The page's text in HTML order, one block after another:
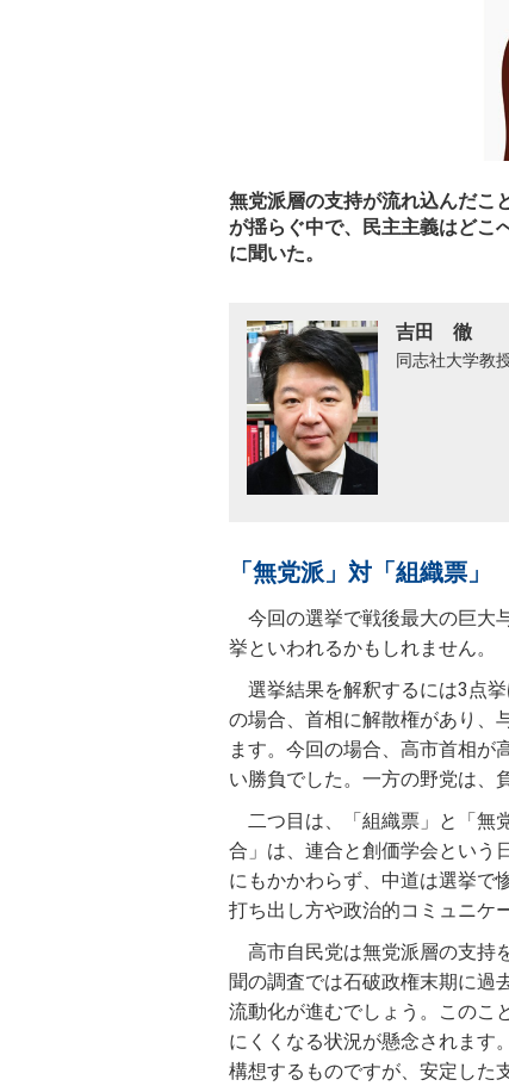
無党派層の支持が流れ込んだこ
が揺らぐ中で、民主主義はどこ
に聞いた。
吉田 徹
同志社大学教
「無党派」対「組織票」
今回の選挙で戦後最大の巨大
挙といわれるかもしれません。
選挙結果を解釈するには3点
の場合、首相に解散権があり、
ます。今回の場合、高市首相が
い勝負でした。一方の野党は、
二つ目は、「組織票」と「無
合」は、連合と創価学会という
にもかかわらず、中道は選挙で
打ち出し方や政治的コミュニケ
高市自民党は無党派層の支持
聞の調査では石破政権末期に過
流動化が進むでしょう。このこ
にくくなる状況が懸念されます
構想するものですが、安定した